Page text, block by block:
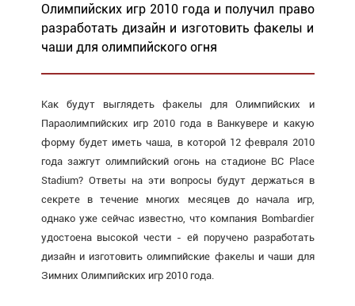
Олимпийских игр 2010 года и получил право
разработать дизайн и изготовить факелы и
чаши для олимпийского огня
Как будут выглядеть факелы для Олимпийских и
Параолимпийских игр 2010 года в Ванкувере и какую
форму будет иметь чаша, в которой 12 февраля 2010
года зажгут олимпийский огонь на стадионе BC Place
Stadium? Ответы на эти вопросы будут держаться в
секрете в течение многих месяцев до начала игр,
однако уже сейчас известно, что компания Bombardier
удостоена высокой чести - ей поручено разработать
дизайн и изготовить олимпийские факелы и чаши для
Зимних Олимпийских игр 2010 года.